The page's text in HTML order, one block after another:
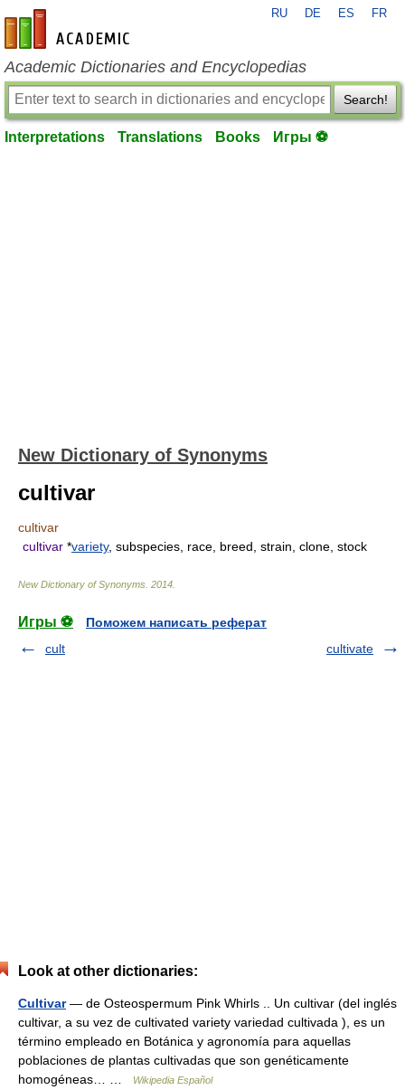
en-academic.com
RU DE ES FR
Academic Dictionaries and Encyclopedias
Search!
Interpretations Translations Books Игры ⚽
New Dictionary of Synonyms
cultivar
cultivar
cultivar *variety, subspecies, race, breed, strain, clone, stock
New Dictionary of Synonyms 2014
Игры ⚽
Поможем написать реферат
cult
cultivate
Look at other dictionaries:
Cultivar— de Osteospermum Pink Whirls .. Un cultivar (del inglés
cultivar, a su vez de cultivated variety variedad cultivada ), es un
término empleado en Botánica y agronomía para aquellas
poblaciones de plantas cultivadas que son genéticamente
homogéneas… …
Wikipedia Español